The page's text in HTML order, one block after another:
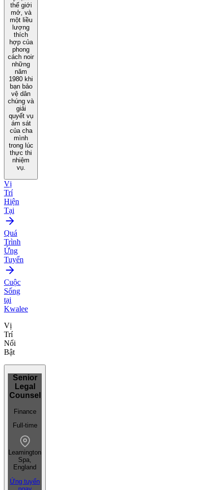
thế giới
mở, và
một liều
lượng
thích
hợp của
phong
cách noir
những
năm
1980 khi
bạn bảo
vệ dân
chúng và
giải
quyết vụ
ám sát
của cha
mình
trong lúc
thực thi
nhiệm
vụ.
Vị
Trí
Hiện
Tại
Quá
Trình
Ứng
Tuyển
Cuộc
Sống
tại
Kwalee
Vị
Trí
Nổi
Bật
Senior
Legal
Counsel
Finance
Full-time
Leamington
Spa,
England
Ứng tuyển